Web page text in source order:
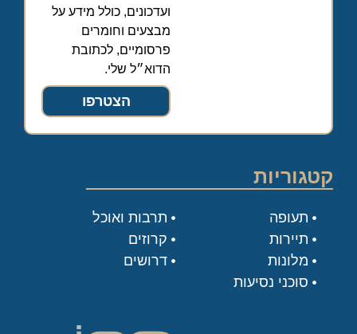
ועדכונים, כולל מידע על
מבצעים וחומרים
פרסומיים, לכתובת
הדוא״ל שלי.
הצטרפו
קטגוריות
תעופה
תיירות
מלונות
סוכני נסיעות
תרבות ואוכל
קרוזים
דרושים